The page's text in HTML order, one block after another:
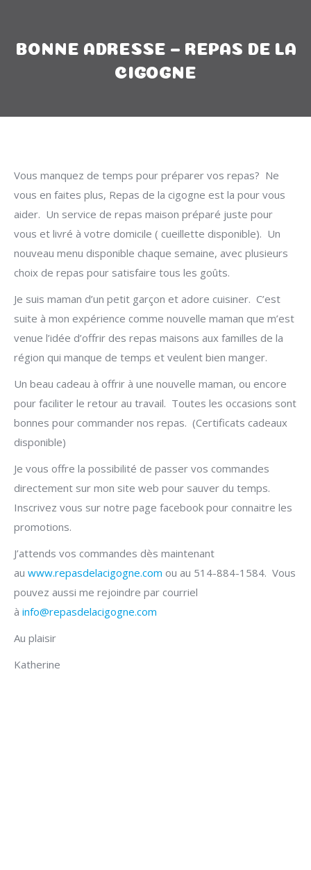
BONNE ADRESSE – REPAS DE LA
CIGOGNE
Vous manquez de temps pour préparer vos repas? Ne
vous en faites plus, Repas de la cigogne est la pour vous
aider. Un service de repas maison préparé juste pour
vous et livré à votre domicile ( cueillette disponible). Un
nouveau menu disponible chaque semaine, avec plusieurs
choix de repas pour satisfaire tous les goûts.
Je suis maman d’un petit garçon et adore cuisiner. C’est
suite à mon expérience comme nouvelle maman que m’est
venue l’idée d’offrir des repas maisons aux familles de la
région qui manque de temps et veulent bien manger.
Un beau cadeau à offrir à une nouvelle maman, ou encore
pour faciliter le retour au travail. Toutes les occasions sont
bonnes pour commander nos repas. (Certificats cadeaux
disponible)
Je vous offre la possibilité de passer vos commandes
directement sur mon site web pour sauver du temps.
Inscrivez vous sur notre page facebook pour connaitre les
promotions.
J’attends vos commandes dès maintenant
au www.repasdelacigogne.com ou au 514-884-1584. Vous
pouvez aussi me rejoindre par courriel
à info@repasdelacigogne.com
Au plaisir
Katherine